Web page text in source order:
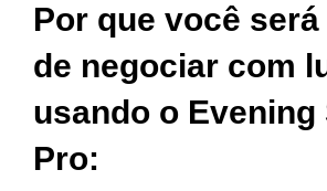
Por que você será
de negociar com
usando o Evening
Pro: